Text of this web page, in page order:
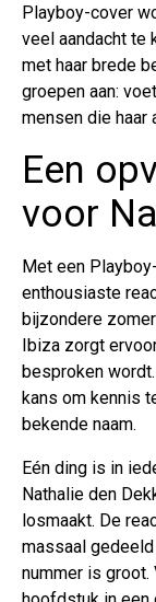
Playboy-cover
veel aandacht te
met haar brede
groepen aan:
mensen die haar
Een
voor
Met een
enthousiaste
bijzondere
Ibiza zorgt
besproken
kans om kennis
bekende naam.
Eén ding is in
Nathalie den
losmaakt. De
massaal
nummer is